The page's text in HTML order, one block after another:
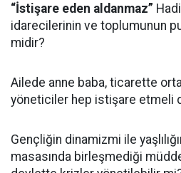
“İstişare eden aldanmaz”
idarecilerinin ve toplumunun
midir?
Ailede anne baba, ticarette
yöneticiler hep istişare etmeli
Gençliğin dinamizmi ile
masasında birleşmediği